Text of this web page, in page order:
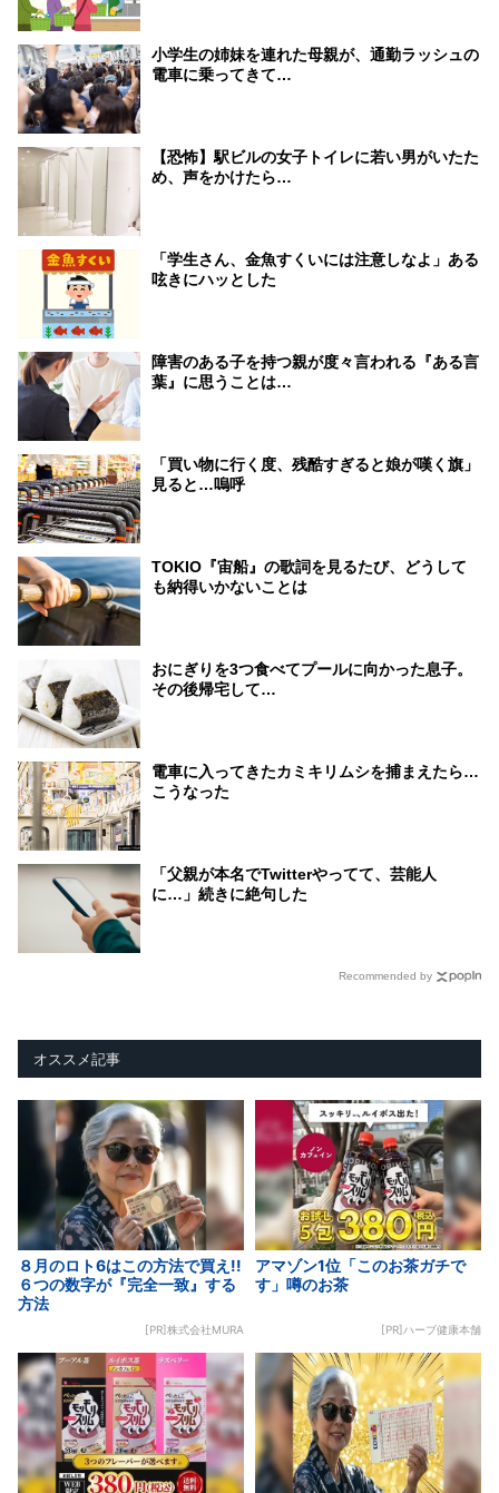
小学生の姉妹を連れた母親が、通勤ラッシュの
電車に乗ってきて…
【恐怖】駅ビルの女子トイレに若い男がいたた
め、声をかけたら…
「学生さん、金魚すくいには注意しなよ」ある
呟きにハッとした
障害のある子を持つ親が度々言われる『ある言
葉』に思うことは…
「買い物に行く度、残酷すぎると娘が嘆く旗」
見ると…嗚呼
TOKIO『宙船』の歌詞を見るたび、どうして
も納得いかないことは
おにぎりを3つ食べてプールに向かった息子。
その後帰宅して…
電車に入ってきたカミキリムシを捕まえたら…
こうなった
「父親が本名でTwitterやってて、芸能人
に…」続きに絶句した
Recommended by
オススメ記事
８月のロト6はこの方法で買え!!
６つの数字が『完全一致』する
方法
[PR]株式会社MURA
アマゾン1位「このお茶ガチで
す」噂のお茶
[PR]ハーブ健康本舗